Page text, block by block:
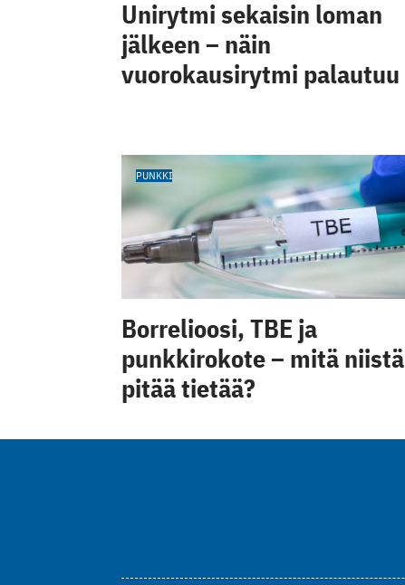
Unirytmi sekaisin loman
jälkeen – näin
vuorokausirytmi palautuu
PUNKKI
Borrelioosi, TBE ja
punkkirokote – mitä niistä
pitää tietää?